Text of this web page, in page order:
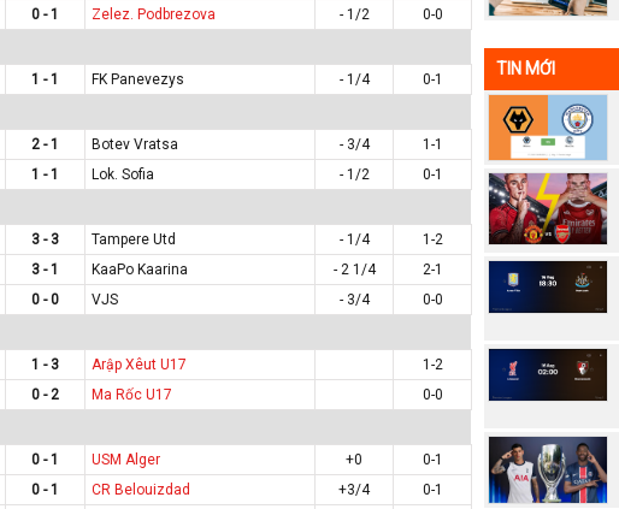
0 - 1 Zelez. Podbrezova - 1/2
0-0
1 - 1 FK Panevezys - 1/4
0-1
2 - 1 Botev Vratsa - 3/4
1-1
1 - 1 Lok. Sofia - 1/2
0-1
3 - 3 Tampere Utd - 1/4
1-2
3 - 1 KaaPo Kaarina - 2 1/4
2-1
0 - 0 VJS - 3/4
0-0
1 - 3 Arập Xêut U17
1-2
0 - 2 Ma Rốc U17
0-0
0 - 1 USM Alger +0
0-1
0 - 1 CR Belouizdad +3/4
0-1
TIN MỚI